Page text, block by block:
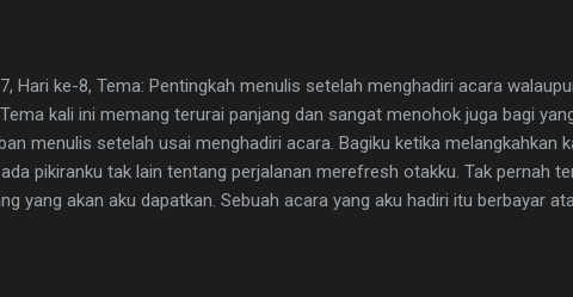
Hari ke-8, Tema: Pentingkah menulis setelah menghadiri acara
kali ini memang terurai panjang dan sangat menohok juga bagi
menulis setelah usai menghadiri acara. Bagiku ketika melangkahkan
pikiranku tak lain tentang perjalanan merefresh otakku. Tak pernah
yang akan aku dapatkan. Sebuah acara yang aku hadiri itu berbayar